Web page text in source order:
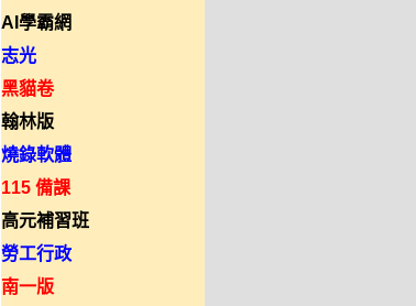
AI學霸網
志光
黑貓卷
翰林版
燒錄軟體
115 備課
高元補習班
勞工行政
南一版